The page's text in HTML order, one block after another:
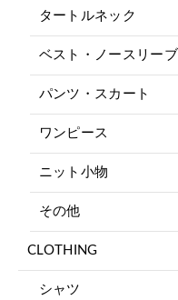
タートルネック
ベスト・ノースリーブ
パンツ・スカート
ワンピース
ニット小物
その他
CLOTHING
シャツ